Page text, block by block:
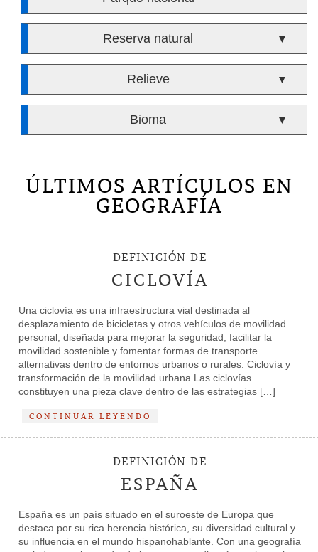
Reserva natural ▼
Relieve ▼
Bioma ▼
ÚLTIMOS ARTÍCULOS EN
GEOGRAFÍA
DEFINICIÓN DE
CICLOVÍA
Una ciclovía es una infraestructura vial destinada al
desplazamiento de bicicletas y otros vehículos de movilidad
personal, diseñada para mejorar la seguridad, facilitar la
movilidad sostenible y fomentar formas de transporte
alternativas dentro de entornos urbanos o rurales. Ciclovía y
transformación de la movilidad urbana Las ciclovías
constituyen una pieza clave dentro de las estrategias […]
CONTINUAR LEYENDO
DEFINICIÓN DE
ESPAÑA
España es un país situado en el suroeste de Europa que
destaca por su rica herencia histórica, su diversidad cultural y
su influencia en el mundo hispanohablante. Con una geografía